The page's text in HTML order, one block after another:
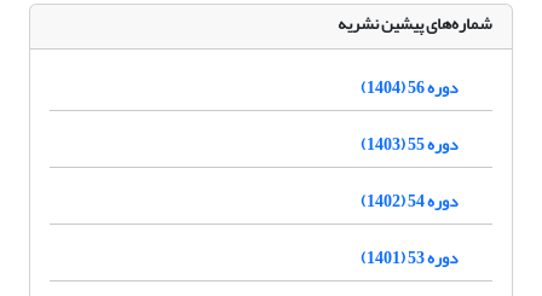
شماره‌های پیشین نشریه
دوره 56 (1404)
دوره 55 (1403)
دوره 54 (1402)
دوره 53 (1401)